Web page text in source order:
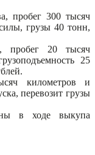
пробег 300 тысяч
грузы 40 тонн,
пробег 20 тысяч
25
километров и
перевозит грузы
в ходе выкупа